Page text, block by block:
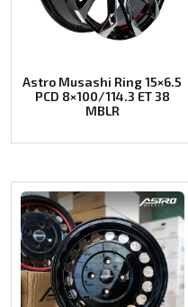
Astro Musashi Ring 15×6.5
PCD 8×100/114.3 ET 38
MBLR